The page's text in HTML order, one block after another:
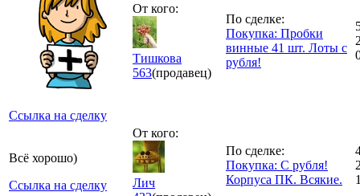
Ссылка на сделку
От кого:
Тишкова
563(продавец)
По сделке:
Покупка: Пробки
винные 41 шт. Лоты с
рубля!
Всё хорошо)
Ссылка на сделку
От кого:
Лич
По сделке:
Покупка: С рубля!
Корпуса ПК. Всякие.